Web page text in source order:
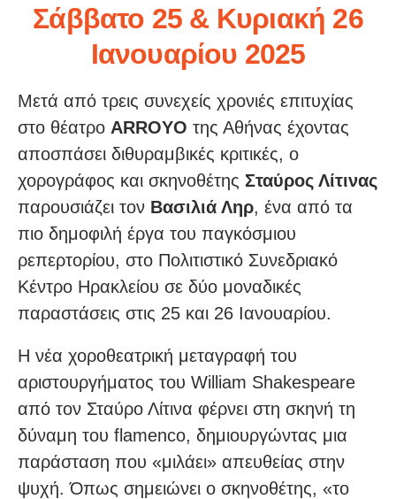
Σάββατο 25 & Κυριακή 26
Ιανουαρίου 2025
Μετά από τρεις συνεχείς χρονιές επιτυχίας
στο θέατρο ARROYO της Αθήνας έχοντας
αποσπάσει διθυραμβικές κριτικές, ο
χορογράφος και σκηνοθέτης Σταύρος Λίτινας
παρουσιάζει τον Βασιλιά Ληρ, ένα από τα
πιο δημοφιλή έργα του παγκόσμιου
ρεπερτορίου, στο Πολιτιστικό Συνεδριακό
Κέντρο Ηρακλείου σε δύο μοναδικές
παραστάσεις στις 25 και 26 Ιανουαρίου.
Η νέα χοροθεατρική μεταγραφή του
αριστουργήματος του William Shakespeare
από τον Σταύρο Λίτινα φέρνει στη σκηνή τη
δύναμη του flamenco, δημιουργώντας μια
παράσταση που «μιλάει» απευθείας στην
ψυχή. Όπως σημειώνει ο σκηνοθέτης, «το